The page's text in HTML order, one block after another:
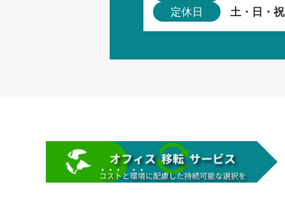
定休日 土・日・祝